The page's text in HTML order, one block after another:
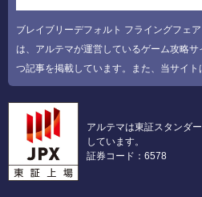
ブレイブリーデフォルト フライングフェ
は、アルテマが運営しているゲーム攻略
つ記事を掲載しています。また、当サイト
アルテマは東証スタンダ
しています。
証券コード：6578